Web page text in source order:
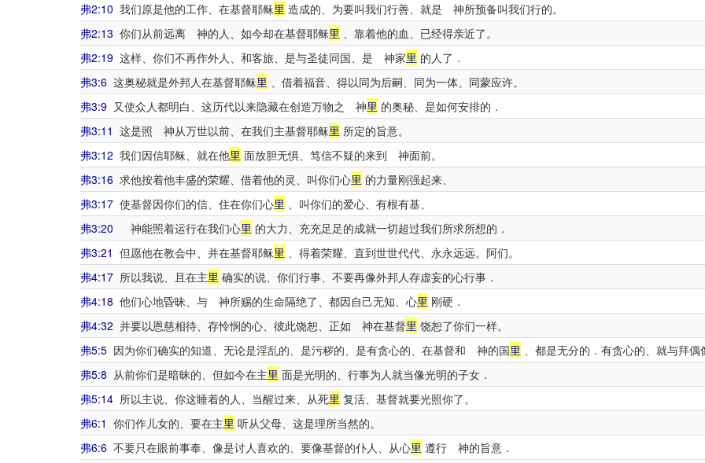
弗2:10 我们原是他的工作、在基督耶稣里 造成的、为要叫我们行善、就是 神所预备叫我们行的。
弗2:13 你们从前远离 神的人、如今却在基督耶稣里 、靠着他的血、已经得亲近了。
弗2:19 这样、你们不再作外人、和客旅、是与圣徒同国、是 神家里 的人了．
弗3:6 这奥秘就是外邦人在基督耶稣里 、借着福音、得以同为后嗣、同为一体、同蒙应许。
弗3:9 又使众人都明白、这历代以来隐藏在创造万物之 神里 的奥秘、是如何安排的．
弗3:11 这是照 神从万世以前、在我们主基督耶稣里 所定的旨意。
弗3:12 我们因信耶稣、就在他里 面放胆无惧、笃信不疑的来到 神面前。
弗3:16 求他按着他丰盛的荣耀、借着他的灵、叫你们心里 的力量刚强起来、
弗3:17 使基督因你们的信、住在你们心里 、叫你们的爱心、有根有基、
弗3:20 神能照着运行在我们心里 的大力、充充足足的成就一切超过我们所求所想的．
弗3:21 但愿他在教会中、并在基督耶稣里 、得着荣耀、直到世世代代、永永远远。阿们。
弗4:17 所以我说、且在主里 确实的说、你们行事、不要再像外邦人存虚妄的心行事．
弗4:18 他们心地昏昧、与 神所赐的生命隔绝了、都因自己无知、心里 刚硬．
弗4:32 并要以恩慈相待、存怜悯的心、彼此饶恕、正如 神在基督里 饶恕了你们一样。
弗5:5 因为你们确实的知道、无论是淫乱的、是污秽的、是有贪心的、在基督和 神的国里 、都是无分的．有贪心的、就与拜偶
弗5:8 从前你们是暗昧的、但如今在主里 面是光明的、行事为人就当像光明的子女．
弗5:14 所以主说、你这睡着的人、当醒过来、从死里 复活、基督就要光照你了。
弗6:1 你们作儿女的、要在主里 听从父母、这是理所当然的。
弗6:6 不要只在眼前事奉、像是讨人喜欢的、要像基督的仆人、从心里 遵行 神的旨意．